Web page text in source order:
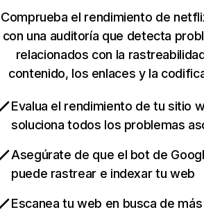
Comprueba el rendimiento de
con una auditoría que detecta
relacionados con la
contenido, los enlaces y la
Evalua el rendimiento de tu sitio
soluciona todos los problemas
Asegúrate de que el bot de
puede rastrear e indexar tu web
Escanea tu web en busca de